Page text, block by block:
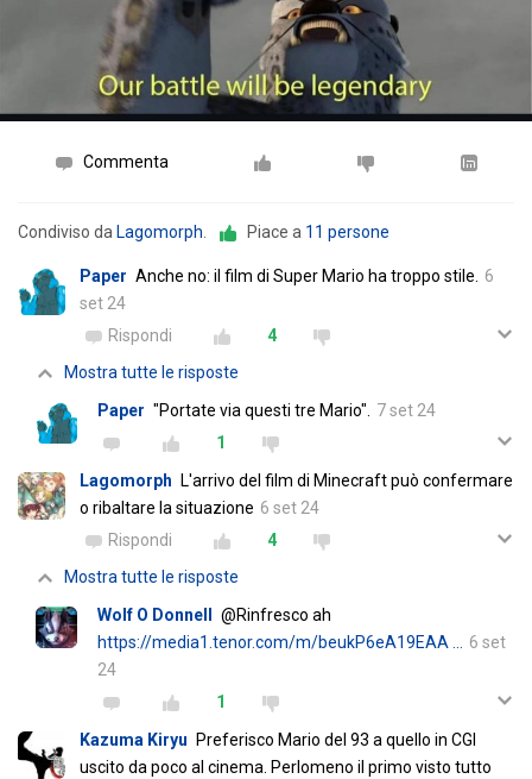
Commenta
Condiviso da Lagomorph. Piace a 11 persone
Paper Anche no: il film di Super Mario ha troppo stile. 6
set 24
Rispondi
4
Mostra tutte le risposte
Paper "Portate via questi tre Mario". 7 set 24
1
Lagomorph
L'arrivo del film di Minecraft può confermare
o ribaltare la situazione 6 set 24
Rispondi
4
Mostra tutte le risposte
Wolf O Donnell
@Rinfresco ah
https://media1.tenor.com/m/beukP6eA19EAA … 6 set
24
1
Kazuma Kiryu
Preferisco Mario del 93 a quello in CGI
uscito da poco al cinema. Perlomeno il primo visto tutto